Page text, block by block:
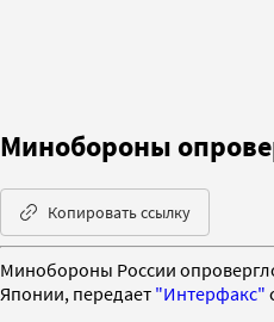
Минобороны
Копировать ссылку
Минобороны России
Японии, передает "Интерфакс"